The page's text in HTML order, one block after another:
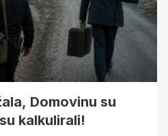
Domovinu su
kalkulirali!